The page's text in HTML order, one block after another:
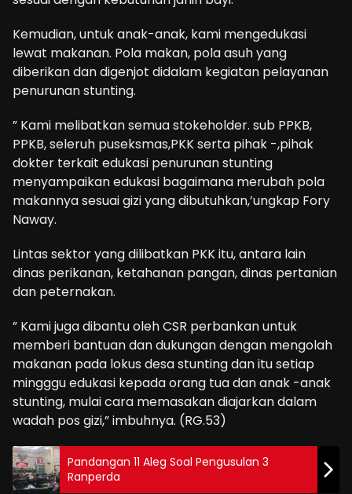
Kemudian, untuk anak-anak, kami mengedukasi
lewat makanan. Pola makan, pola asuh yang
diberikan dan digenjot didalam kegiatan pelayanan
penurunan stunting.
” Kami melibatkan semua stokeholder. sub PPKB,
PPKB, seleruh puseksmas,PKK serta pihak -,pihak
dokter terkait edukasi penurunan stunting
menyampaikan edukasi bagaimana merubah pola
makannya sesuai gizi yang dibutuhkan,’ungkap Fory
Naway.
Lintas sektor yang dilibatkan PKK itu, antara lain
dinas perikanan, ketahanan pangan, dinas pertanian
dan peternakan.
” Kami juga dibantu oleh CSR perbankan untuk
memberi bantuan dan dukungan dengan mengolah
makanan pada lokus desa stunting dan itu setiap
mingggu edukasi kepada orang tua dan anak -anak
stunting, mulai cara memasakan diajarkan dalam
wadah pos gizi,” imbuhnya. (RG.53)
Pandangan 11 Aleg Soal Pengusulan 3
Ranperda